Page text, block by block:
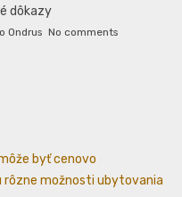
dôkazy
Ondrus No comments
byť cenovo
rôzne možnosti ubytovania